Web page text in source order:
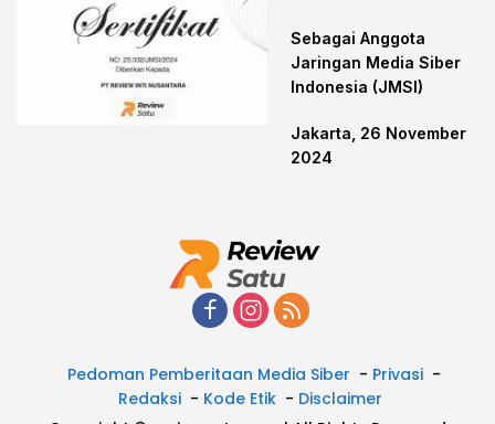
Sebagai Anggota
Jaringan Media Siber
Indonesia (JMSI)
Jakarta, 26 November
2024
Pedoman Pemberitaan Media Siber
Privasi
Redaksi
Kode Etik
Disclaimer